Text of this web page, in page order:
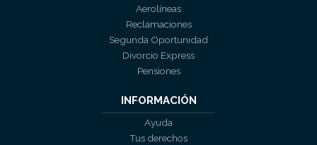
Aerolíneas
Reclamaciones
Segunda Oportunidad
Divorcio Express
Pensiones
INFORMACIÓN
Ayuda
Tus derechos